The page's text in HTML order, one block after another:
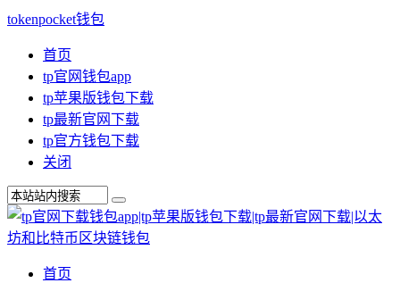
tokenpocket钱包
首页
tp官网钱包app
tp苹果版钱包下载
tp最新官网下载
tp官方钱包下载
关闭
首页